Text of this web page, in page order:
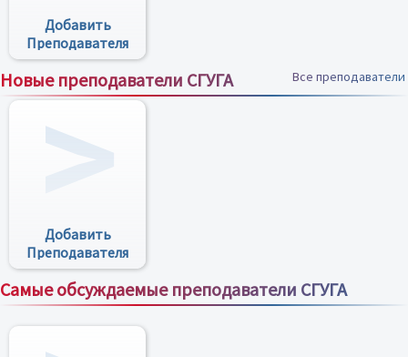
Добавить
Преподавателя
Новые преподаватели СГУГА Все преподаватели
Добавить
Преподавателя
Самые обсуждаемые преподаватели СГУГА
Все преподаватели